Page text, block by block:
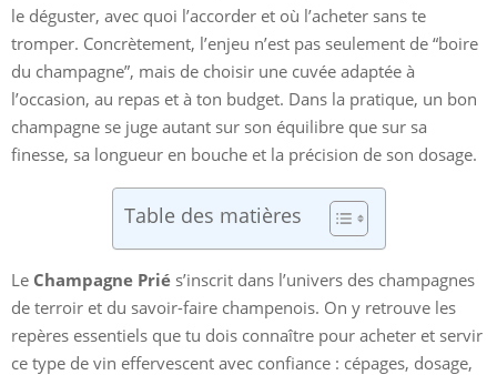
le déguster, avec quoi l’accorder et où l’acheter sans te
tromper. Concrètement, l’enjeu n’est pas seulement de “boire
du champagne”, mais de choisir une cuvée adaptée à
l’occasion, au repas et à ton budget. Dans la pratique, un bon
champagne se juge autant sur son équilibre que sur sa
finesse, sa longueur en bouche et la précision de son dosage.
Table des matières
Le Champagne Prié s’inscrit dans l’univers des champagnes
de terroir et du savoir-faire champenois. On y retrouve les
repères essentiels que tu dois connaître pour acheter et servir
ce type de vin effervescent avec confiance : cépages, dosage,